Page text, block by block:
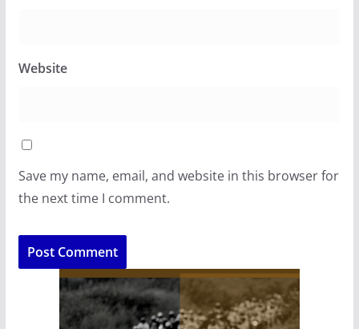
Website
Save my name, email, and website in this browser for
the next time I comment.